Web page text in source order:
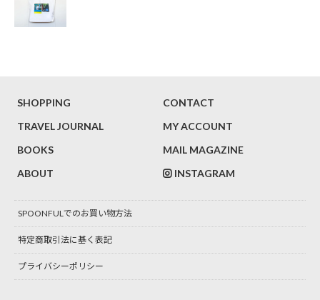
SHOPPING
TRAVEL JOURNAL
BOOKS
ABOUT
CONTACT
MY ACCOUNT
MAIL MAGAZINE
INSTAGRAM
SPOONFULでのお買い物方法
特定商取引法に基く表記
プライバシーポリシー